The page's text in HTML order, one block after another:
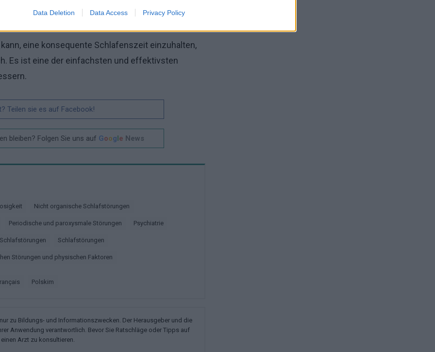
Data Deletion Data Access Privacy Policy
eine konsequente Schlafenszeit einzuhalten,
Es ist eine der einfachsten und effektivsten
Teilen sie es auf Facebook!
bleiben? Folgen Sie uns auf Google News
Nicht organische Schlafstörungen
Periodische und paroxysmale Störungen Psychiatrie
Schlafstörungen Schlafstörungen
Störungen und physischen Faktoren
français polskim
zu Bildungs- und Informationszwecken. Der Herausgeber und die
Anwendung verantwortlich. Bevor Sie Ratschläge oder Tipps auf
Arzt zu konsultieren.